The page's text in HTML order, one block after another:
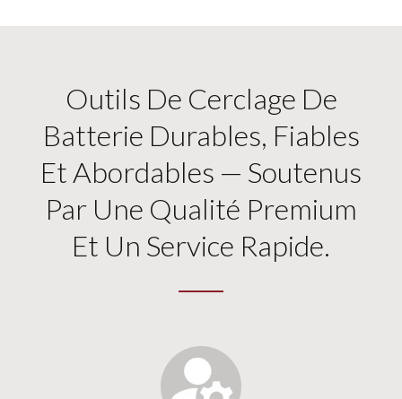
Outils De Cerclage De
Batterie Durables, Fiables
Et Abordables — Soutenus
Par Une Qualité Premium
Et Un Service Rapide.